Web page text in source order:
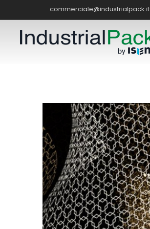
commerciale@industrialpack.it